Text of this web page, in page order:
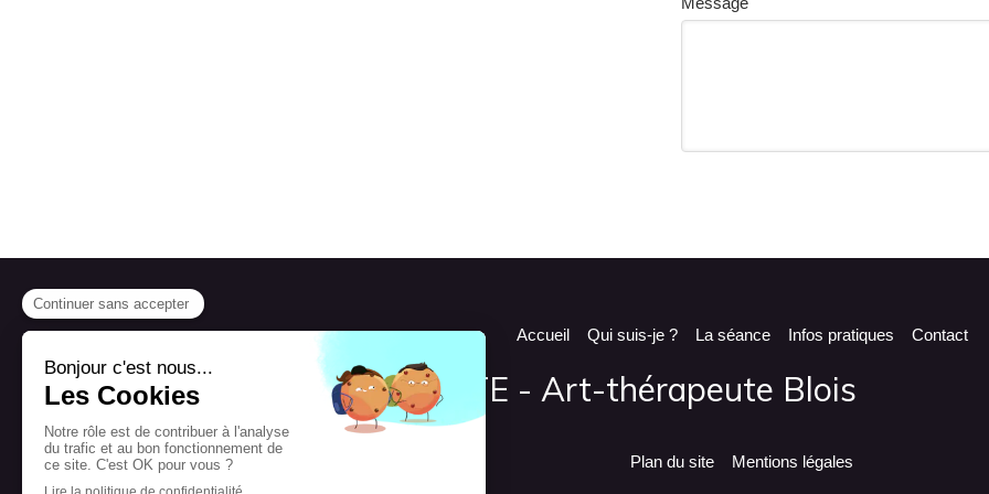
Accueil Qui suis-je ? La séance Infos pratiques Contact
©2018 Charlotte LACOTTE - Art-thérapeute Blois
Plan du site Mentions légales